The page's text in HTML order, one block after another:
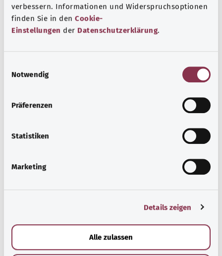
verbessern. Informationen und Widerspruchsoptionen
finden Sie in den Cookie-
Einstellungen der Datenschutzerklärung.
Notwendig
Präferenzen
Statistiken
Marketing
Details zeigen
Alle zulassen
Источник
Gesundheit (BMG, Федеральное министерство
Другие статьи